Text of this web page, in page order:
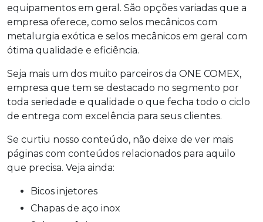
equipamentos em geral. São opções variadas que a
empresa oferece, como selos mecânicos com
metalurgia exótica e selos mecânicos em geral com
ótima qualidade e eficiência.
Seja mais um dos muito parceiros da ONE COMEX,
empresa que tem se destacado no segmento por
toda seriedade e qualidade o que fecha todo o ciclo
de entrega com excelência para seus clientes.
Se curtiu nosso conteúdo, não deixe de ver mais
páginas com conteúdos relacionados para aquilo
que precisa. Veja ainda:
bicos injetores
chapas de aço inox